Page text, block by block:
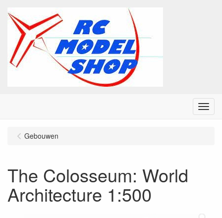
Menu
Gebouwen
The Colosseum: World
Architecture 1:500